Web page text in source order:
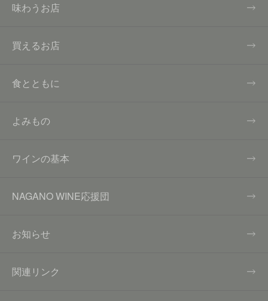
味わうお店
買えるお店
食とともに
よみもの
ワインの基本
NAGANO WINE応援団
お知らせ
関連リンク